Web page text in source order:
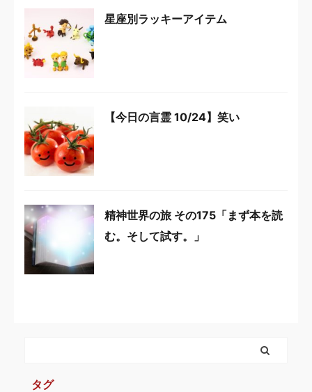
星座別ラッキーアイテム
【今日の言霊 10/24】笑い
精神世界の旅 その175「まず本を読
む。そして試す。」
タグ